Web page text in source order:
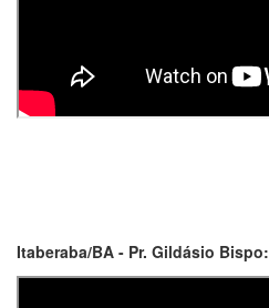
Itaberaba/BA - Pr. Gildásio Bispo: